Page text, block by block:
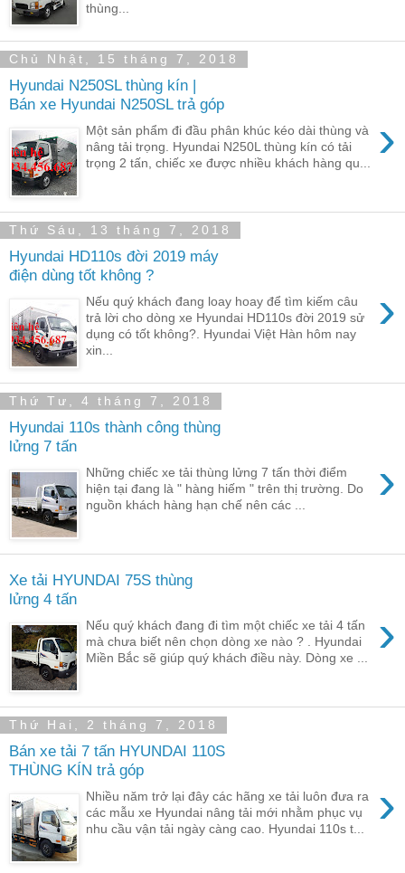
thùng...
Chủ Nhật, 15 tháng 7, 2018
Hyundai N250SL thùng kín |
Bán xe Hyundai N250SL trả góp
›
Một sản phẩm đi đầu phân khúc kéo dài thùng và
nâng tải trọng. Hyundai N250L thùng kín có tải
trọng 2 tấn, chiếc xe được nhiều khách hàng qu...
Thứ Sáu, 13 tháng 7, 2018
Hyundai HD110s đời 2019 máy
điện dùng tốt không ?
›
Nếu quý khách đang loay hoay để tìm kiếm câu
trả lời cho dòng xe Hyundai HD110s đời 2019 sử
dụng có tốt không?. Hyundai Việt Hàn hôm nay
xin...
Thứ Tư, 4 tháng 7, 2018
Hyundai 110s thành công thùng
lửng 7 tấn
›
Những chiếc xe tải thùng lửng 7 tấn thời điểm
hiện tại đang là " hàng hiếm " trên thị trường. Do
nguồn khách hàng hạn chế nên các ...
Xe tải HYUNDAI 75S thùng
lửng 4 tấn
›
Nếu quý khách đang đi tìm một chiếc xe tải 4 tấn
mà chưa biết nên chọn dòng xe nào ? . Hyundai
Miền Bắc sẽ giúp quý khách điều này. Dòng xe ...
Thứ Hai, 2 tháng 7, 2018
Bán xe tải 7 tấn HYUNDAI 110S
THÙNG KÍN trả góp
›
Nhiều năm trở lại đây các hãng xe tải luôn đưa ra
các mẫu xe Hyundai nâng tải mới nhằm phục vụ
nhu cầu vận tải ngày càng cao. Hyundai 110s t...